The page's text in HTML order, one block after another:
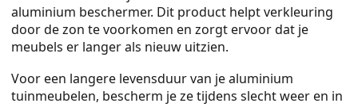
aluminium beschermer. Dit product helpt verkleuring
door de zon te voorkomen en zorgt ervoor dat je
meubels er langer als nieuw uitzien.
Voor een langere levensduur van je aluminium
tuinmeubelen, bescherm je ze tijdens slecht weer en in